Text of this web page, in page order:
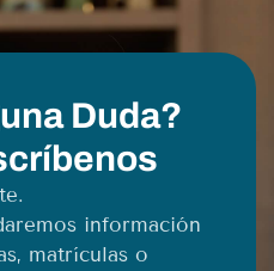
Duda?
información
matrículas o